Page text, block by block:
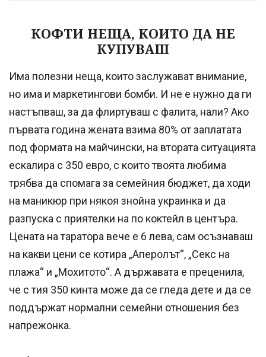
КОФТИ НЕЩА, КОИТО ДА НЕ
КУПУВАШ
Има полезни неща, които заслужават внимание,
но има и маркетингови бомби. И не е нужно да ги
настъпваш, за да флиртуваш с фалита, нали? Ако
първата година жената взима 80% от заплатата
под формата на майчински, на втората ситуацията
ескалира с 350 евро, с които твоята любима
трябва да спомага за семейния бюджет, да ходи
на маникюр при някоя знойна украинка и да
разпуска с приятелки на по коктейл в центъра.
Цената на таратора вече е 6 лева, сам осъзнаваш
на какви цени се котира „Аперолът“, „Секс на
плажа“ и „Мохитото“. А държавата е преценила,
че с тия 350 кинта може да се гледа дете и да се
поддържат нормални семейни отношения без
напрежонка.